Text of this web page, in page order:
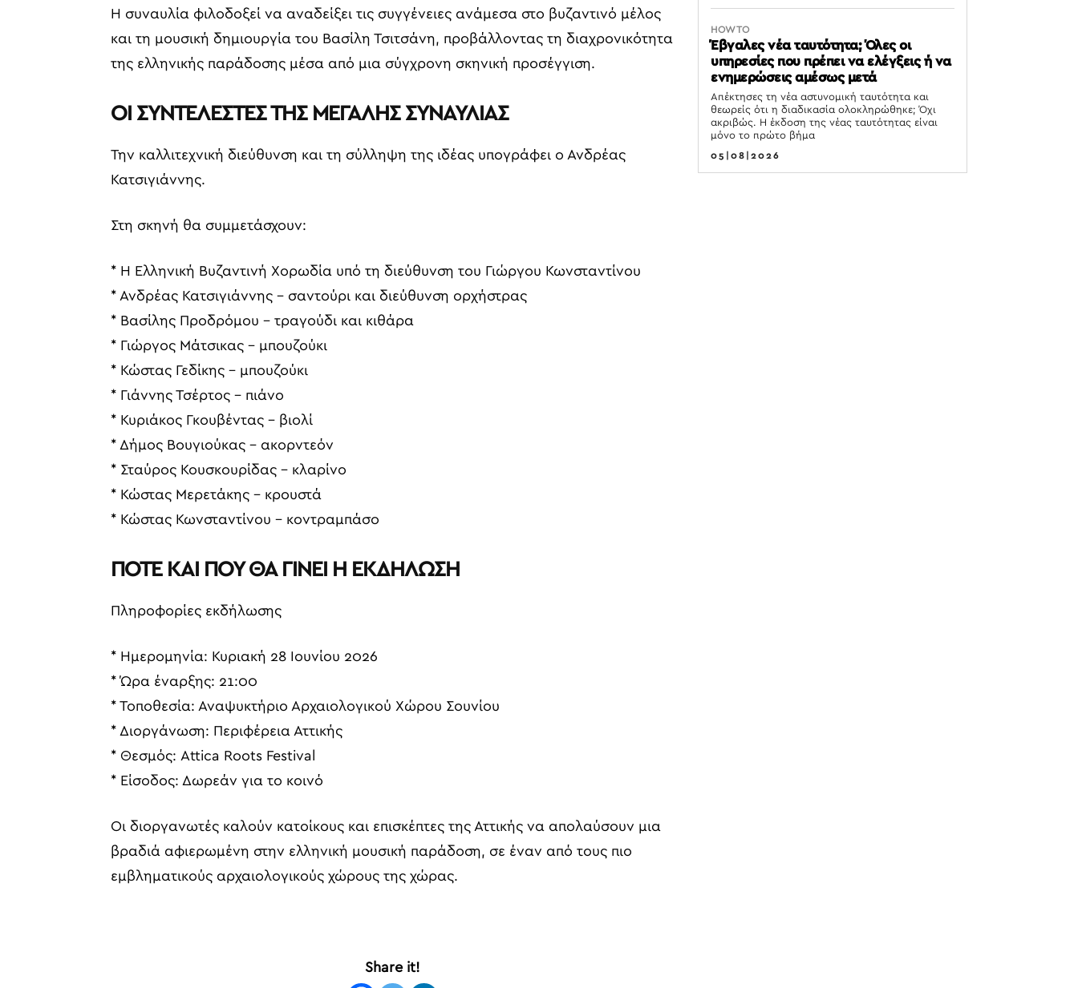
Η συναυλία φιλοδοξεί να αναδείξει τις συγγένειες ανάμεσα στο βυζαντινό μέλος
και τη μουσική δημιουργία του Βασίλη Τσιτσάνη, προβάλλοντας τη διαχρονικότητα
της ελληνικής παράδοσης μέσα από μια σύγχρονη σκηνική προσέγγιση.
ΟΙ ΣΥΝΤΕΛΕΣΤΕΣ ΤΗΣ ΜΕΓΑΛΗΣ ΣΥΝΑΥΛΙΑΣ
Την καλλιτεχνική διεύθυνση και τη σύλληψη της ιδέας υπογράφει ο Ανδρέας
Κατσιγιάννης.
Στη σκηνή θα συμμετάσχουν:
* Η Ελληνική Βυζαντινή Χορωδία υπό τη διεύθυνση του Γιώργου Κωνσταντίνου
* Ανδρέας Κατσιγιάννης – σαντούρι και διεύθυνση ορχήστρας
* Βασίλης Προδρόμου – τραγούδι και κιθάρα
* Γιώργος Μάτσικας – μπουζούκι
* Κώστας Γεδίκης – μπουζούκι
* Γιάννης Τσέρτος – πιάνο
* Κυριάκος Γκουβέντας – βιολί
* Δήμος Βουγιούκας – ακορντεόν
* Σταύρος Κουσκουρίδας – κλαρίνο
* Κώστας Μερετάκης – κρουστά
* Κώστας Κωνσταντίνου – κοντραμπάσο
ΠΟΤΕ ΚΑΙ ΠΟΥ ΘΑ ΓΙΝΕΙ Η ΕΚΔΗΛΩΣΗ
Πληροφορίες εκδήλωσης
* Ημερομηνία: Κυριακή 28 Ιουνίου 2026
* Ώρα έναρξης: 21:00
* Τοποθεσία: Αναψυκτήριο Αρχαιολογικού Χώρου Σουνίου
* Διοργάνωση: Περιφέρεια Αττικής
* Θεσμός: Attica Roots Festival
* Είσοδος: Δωρεάν για το κοινό
Οι διοργανωτές καλούν κατοίκους και επισκέπτες της Αττικής να απολαύσουν μια
βραδιά αφιερωμένη στην ελληνική μουσική παράδοση, σε έναν από τους πιο
εμβληματικούς αρχαιολογικούς χώρους της χώρας.
Share it!
HOW TO
Έβγαλες νέα ταυτότητα; Όλες οι
υπηρεσίες που πρέπει να ελέγξεις ή να
ενημερώσεις αμέσως μετά
Απέκτησες τη νέα αστυνομική ταυτότητα και
θεωρείς ότι η διαδικασία ολοκληρώθηκε; Όχι
ακριβώς. Η έκδοση της νέας ταυτότητας είναι
μόνο το πρώτο βήμα
05|08|2026